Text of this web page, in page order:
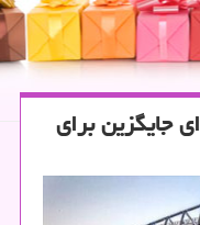
جایگزین برای